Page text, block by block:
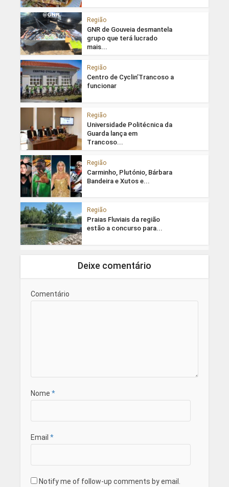
Região
GNR de Gouveia desmantela
grupo que terá lucrado
mais...
Região
Centro de Cyclin’Trancoso a
funcionar
Região
Universidade Politécnica da
Guarda lança em
Trancoso...
Região
Carminho, Plutónio, Bárbara
Bandeira e Xutos e...
Região
Praias Fluviais da região
estão a concurso para...
Deixe comentário
Comentário
Nome *
Email *
Notify me of follow-up comments by email.